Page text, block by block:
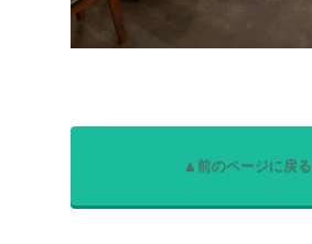
▲前のページに戻る